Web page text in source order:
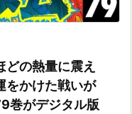
の熱量に震え
をかけた戦いが
巻がデジタル版